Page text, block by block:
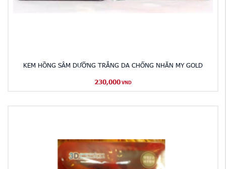
KEM HỒNG SÂM DƯỠNG TRẮNG DA CHỐNG NHĂN MY GOLD
230,000 VND